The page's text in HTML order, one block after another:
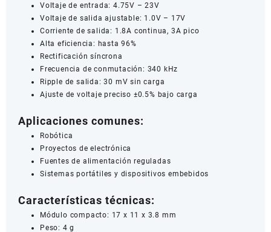
Voltaje de entrada: 4.75V – 23V
Voltaje de salida ajustable: 1.0V – 17V
Corriente de salida: 1.8A continua, 3A pico
Alta eficiencia: hasta 96%
Rectificación síncrona
Frecuencia de conmutación: 340 kHz
Ripple de salida: 30 mV sin carga
Ajuste de voltaje preciso ±0.5% bajo carga
Aplicaciones comunes:
Robótica
Proyectos de electrónica
Fuentes de alimentación reguladas
Sistemas portátiles y dispositivos embebidos
Características técnicas:
Módulo compacto: 17 x 11 x 3.8 mm
Peso: 4 g